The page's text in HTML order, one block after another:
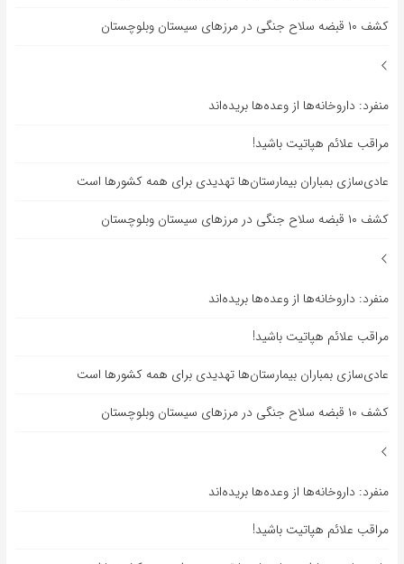
کشف ۱۰ قبضه سلاح جنگی در مرزهای سیستان وبلوچستان
منفرد: داروخانه‌ها از وعده‌ها بریده‌اند
مراقب علائم هپاتیت باشید!
عادی‌سازی بمباران بیمارستان‌ها تهدیدی برای همه کشورها است
کشف ۱۰ قبضه سلاح جنگی در مرزهای سیستان وبلوچستان
منفرد: داروخانه‌ها از وعده‌ها بریده‌اند
مراقب علائم هپاتیت باشید!
عادی‌سازی بمباران بیمارستان‌ها تهدیدی برای همه کشورها است
کشف ۱۰ قبضه سلاح جنگی در مرزهای سیستان وبلوچستان
منفرد: داروخانه‌ها از وعده‌ها بریده‌اند
مراقب علائم هپاتیت باشید!